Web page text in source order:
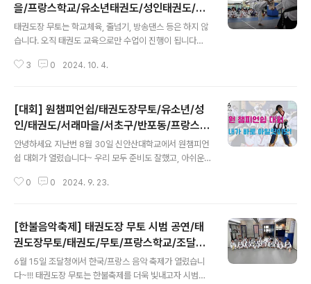
우리는 왜 할까요? 그것은 바로 우리들의 내면의 성장을 위
해서 한다고 생각합니다. 긴장과 스트레스를 극복하고 무
언가를 이뤄내는 성취를 통해서 할 수 있는 자신감과 단단
가 굉장히 크고 대단하다는 것을 느낄 수 있습니다.영상에
을/프랑스학교/유소년태권도/성인태권도/청
소년태권도/반포동/서초구/레미안/아크로/아
파트
태권도장 무토는 학교체육, 줄넘기, 방송댄스 등은 하지 않
습니다. 오직 태권도 교육으로만 수업이 진행이 됩니다
였습니다^^ 오늘은 격파만 한번 모아보았습니다~ 우리 친
0 태권도장무토 서래관 : 네이버방문자리뷰 27 · 블로그
리뷰 1m.place.naver.comhttps://naver.me/GTnQ
bV9J 태권도장무토 서초관 : 네이버방문자리뷰 11 · 블
로그리뷰 2m.place.naver.com
3 0 2024. 10. 4.
[대회] 원챔피언쉽/태권도장무토/유소년/성
인/태권도/서래마을/서초구/반포동/프랑스학
교/프랑스마을
안녕하세요 지난번 8월 30일 신안산대학교에서 원챔피언
쉽 대회가 열렸습니다~ 우리 모두 준비도 잘했고, 아쉬운
멀고 먼 여정이었지만 재미있게 시합도 하고 함께해서 좋
tfs
0 0 2024. 9. 23.
[한불음악축제] 태권도장 무토 시범 공연/태
권도장무토/태권도/무토/프랑스학교/조달청/
태권도시범/격파/유소년/축제/즐거움/공
6월 15일 조달청에서 한국/프랑스 음악 축제가 열렸습니
다~!!! 태권도장 무토는 한불축제를 더욱 빛내고자 시범에